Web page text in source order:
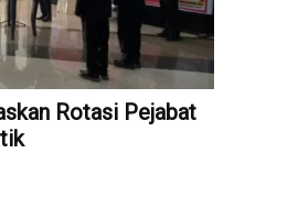
Rotasi Pejabat